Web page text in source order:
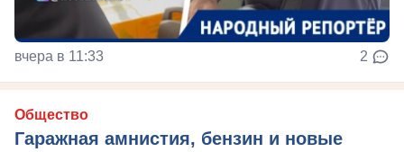
вчера в 11:33 2
Общество
Гаражная амнистия, бензин и новые